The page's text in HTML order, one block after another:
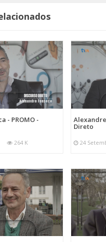
Programas Discurso Direto
- PROMO -
264 K
Direto
24